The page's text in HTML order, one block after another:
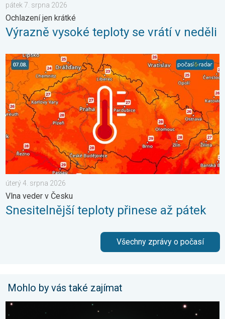
pátek 7. srpna 2026
Ochlazení jen krátké
Výrazně vysoké teploty se vrátí v neděli
Snesitelnější teploty přinese až pátek. Vlna veder v Česku. . .
úterý 4. srpna 2026
Vlna veder v Česku
Snesitelnější teploty přinese až pátek
Všechny zprávy o počasí
Mohlo by vás také zajímat
Kometa 10P/Tempel. Kosmické přiblížení. . . sobota 25.